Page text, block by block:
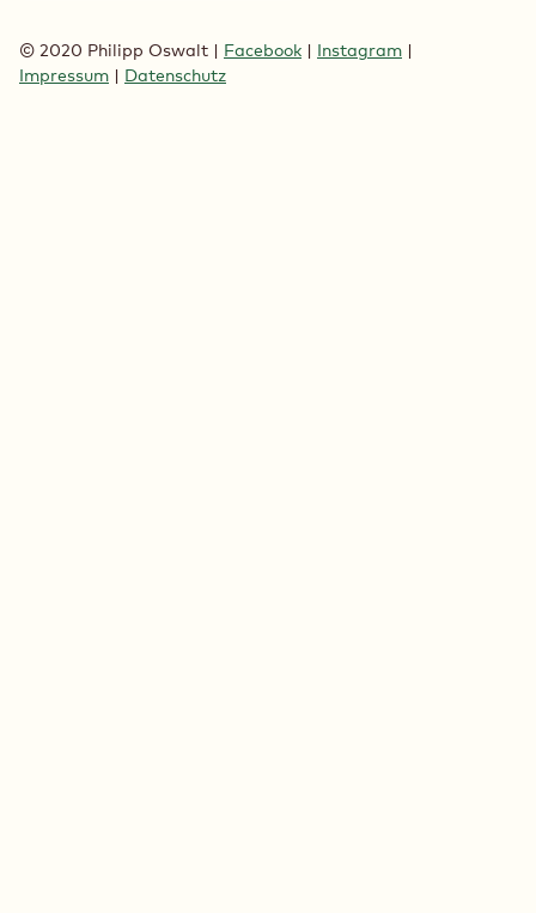
© 2020 Philipp Oswalt | Facebook | Instagram |
Impressum | Datenschutz